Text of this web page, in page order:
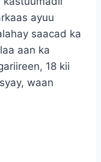
ayuu
saacad ka
aan ka
18 kii
waan